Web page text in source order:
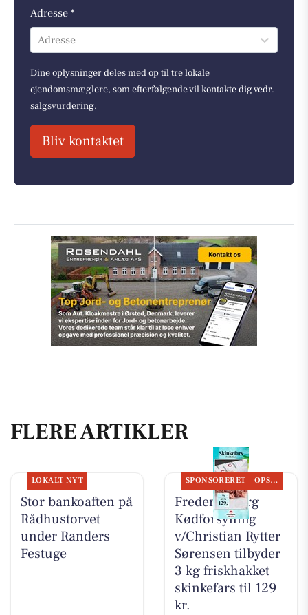
Adresse *
Adresse
Dine oplysninger deles med op til tre lokale
ejendomsmæglere, som efterfølgende vil kontakte dig vedr.
salgsvurdering.
Bliv kontaktet
FLERE ARTIKLER
LOKALT NYT
Stor bankoaften på
Rådhustorvet
under Randers
Festuge
SPONSORERET OPSLAGSTAVLEN
Frederiksberg
Kødforsyning
v/Christian Rytter
Sørensen tilbyder
3 kg friskhakket
skinkefars til 129
kr.